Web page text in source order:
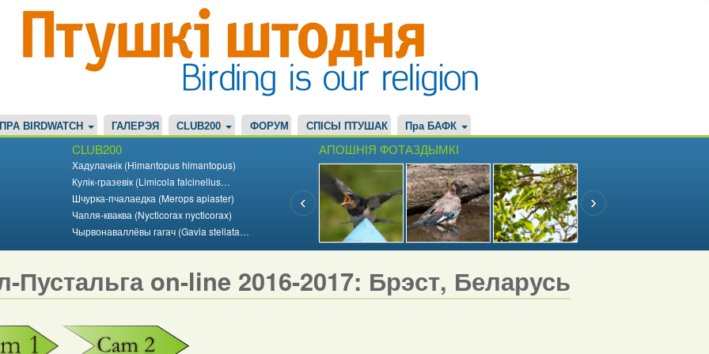
ПРА BIRDWATCH ГАЛЕРЭЯ CLUB200 ФОРУМ СПІСЫ ПТУШАК Пра БАФК
CLUB200
Хадулачнік (Himantopus himantopus)
Кулік-гразевік (Limicola falcinellus…
Шчурка-пчалаедка (Merops apiaster)
Чапля-кваква (Nycticorax nycticorax)
Чырвонаваллёвы гагач (Gavia stellata…
АПОШНІЯ ФОТАЗДЫМКІ
Пустальга on-line 2016-2017: Брэст, Беларусь